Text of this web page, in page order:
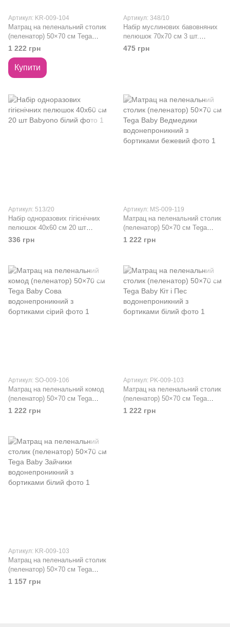
Артикул: KR-009-104
Матрац на пеленальний столик
(пеленатор) 50×70 см Tega
Baby Зайчики водонепроникний
з бортиками ніжно-рожевий
1 222 грн
Купити
Артикул: 348/10
Набір муслинових бавовняних
пелюшок 70х70 см 3 шт.
Babyono сірий
475 грн
Артикул: 513/20
Набір одноразових гігієнічних
пелюшок 40х60 см 20 шт
Babyono білий
336 грн
Артикул: MS-009-119
Матрац на пеленальний столик
(пеленатор) 50×70 см Tega
Baby Ведмедики
водонепроникний з бортиками
1 222 грн
Артикул: SO-009-106
Матрац на пеленальний комод
(пеленатор) 50×70 см Tega
Baby Сова водонепроникний з
бортиками сірий
1 222 грн
Артикул: PK-009-103
Матрац на пеленальний столик
(пеленатор) 50×70 см Tega
Baby Кіт і Пес
водонепроникний з бортиками
1 222 грн
Артикул: KR-009-103
Матрац на пеленальний столик
(пеленатор) 50×70 см Tega
Baby Зайчики водонепроникний
з бортиками білий
1 157 грн